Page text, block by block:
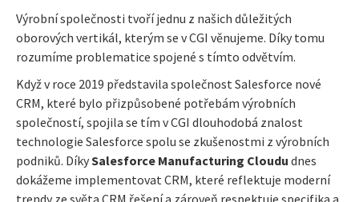
Výrobní společnosti tvoří jednu z našich důležitých
oborových vertikál, kterým se v CGI věnujeme. Díky tomu
rozumíme problematice spojené s tímto odvětvím.
Když v roce 2019 představila společnost Salesforce nové
CRM, které bylo přizpůsobené potřebám výrobních
společností, spojila se tím v CGI dlouhodobá znalost
technologie Salesforce spolu se zkušenostmi z výrobních
podniků. DíkySalesforce Manufacturing Cloudu dnes
dokážeme implementovat CRM, které reflektuje moderní
trendy ze světa CRM řešení a zároveň respektuje specifika a